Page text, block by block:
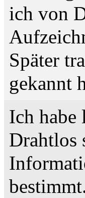
ich von
Später
gekannt
Ich habe
Drahtlos